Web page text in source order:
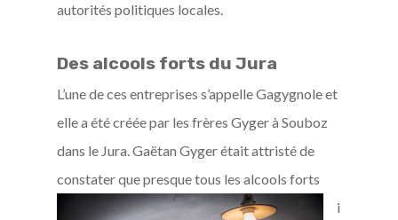
autorités politiques locales.
Des alcools forts du Jura
L’une de ces entreprises s’appelle Gagygnole et
elle a été créée par les frères Gyger à Souboz
dans le Jura. Gaëtan Gyger était attristé de
constater que presque tous les alcools forts
i